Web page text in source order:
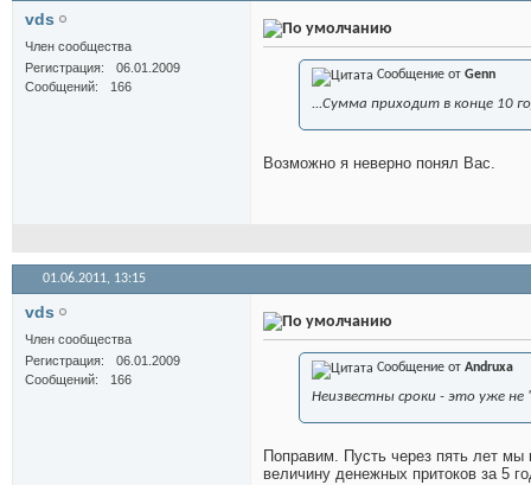
vds
Член сообщества
Регистрация
06.01.2009
Сообщений
166
Сообщение от Genn
...Сумма приходит в конце 10
Возможно я неверно понял Вас.
01.06.2011, 13:15
vds
Член сообщества
Регистрация
06.01.2009
Сообщений
166
Сообщение от Andruxa
Неизвестны сроки - это уже не
Поправим. Пусть через пять лет
величину денежных притоков за 5